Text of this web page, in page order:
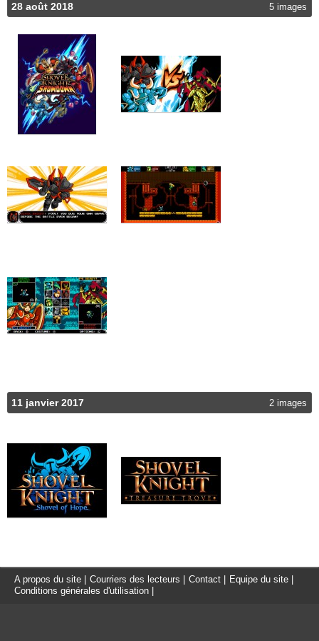
28 août 2018 5 images
11 janvier 2017 2 images
A propos du site Courriers des lecteurs Contact Equipe du site
Conditions générales d'utilisation